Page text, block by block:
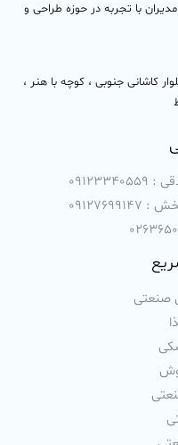
با تجربه در حوزه طراحی و
کاشانی جنوبی ، کوچه با هنر ،
صنعتی